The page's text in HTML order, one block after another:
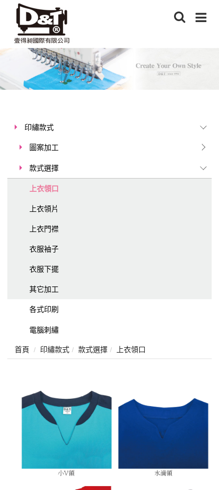
印繡款式
圖案加工
款式選擇
上衣領口
上衣領片
上衣門襟
衣服袖子
衣服下擺
其它加工
各式印刷
電腦刺繡
首頁 印繡款式 款式選擇 上衣領口